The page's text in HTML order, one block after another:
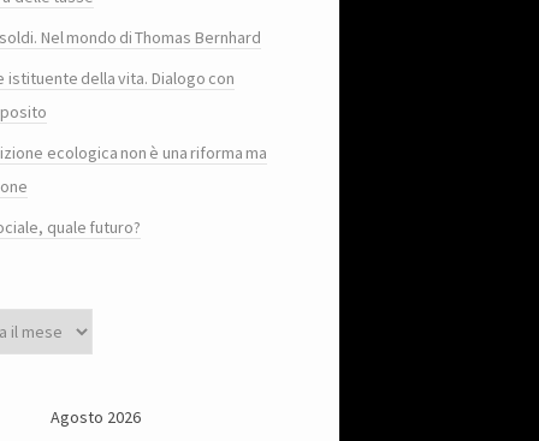
Nel mondo di Thomas Bernhard
istituente della vita. Dialogo con
ecologica non è una riforma ma
quale futuro?
Agosto 2026